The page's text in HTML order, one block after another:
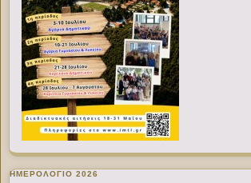
ΗΜΕΡΟΛΟΓΙΟ 2026